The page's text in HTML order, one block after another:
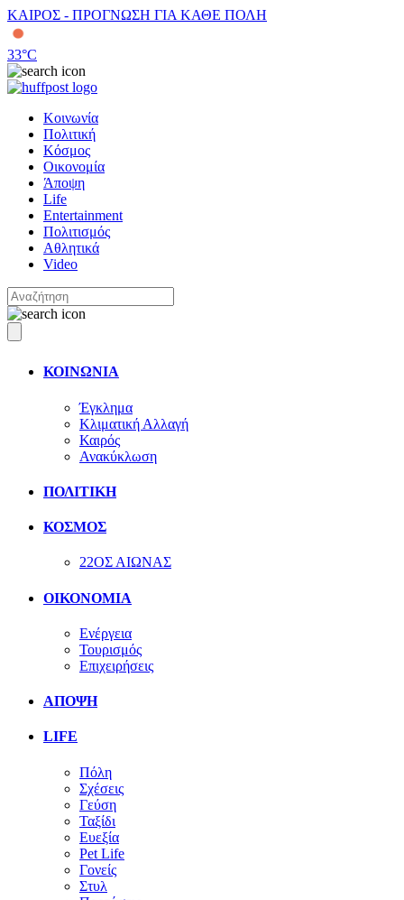
ΚΑΙΡΟΣ - ΠΡΟΓΝΩΣΗ ΓΙΑ ΚΑΘΕ ΠΟΛΗ
33°C
Κοινωνία
Πολιτική
Κόσμος
Οικονομία
Άποψη
Life
Entertainment
Πολιτισμός
Αθλητικά
Video
ΚΟΙΝΩΝΙΑ
Έγκλημα
Κλιματική Αλλαγή
Καιρός
Ανακύκλωση
ΠΟΛΙΤΙΚΗ
ΚΟΣΜΟΣ
22ΟΣ ΑΙΩΝΑΣ
ΟΙΚΟΝΟΜΙΑ
Ενέργεια
Τουρισμός
Επιχειρήσεις
ΑΠΟΨΗ
LIFE
Πόλη
Σχέσεις
Γεύση
Ταξίδι
Ευεξία
Pet Life
Γονείς
Στυλ